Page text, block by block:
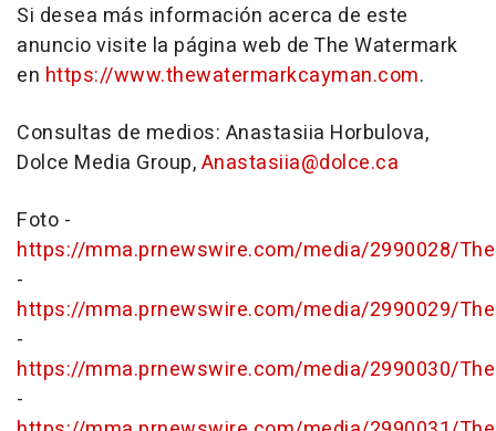
Si desea más información acerca de este
anuncio visite la página web de The Watermark
en https://www.thewatermarkcayman.com.
Consultas de medios: Anastasiia Horbulova,
Dolce Media Group,Anastasiia@dolce.ca
Foto -
https://mma.prnewswire.com/media/2990028/
-
https://mma.prnewswire.com/media/2990029/
-
https://mma.prnewswire.com/media/2990030/
-